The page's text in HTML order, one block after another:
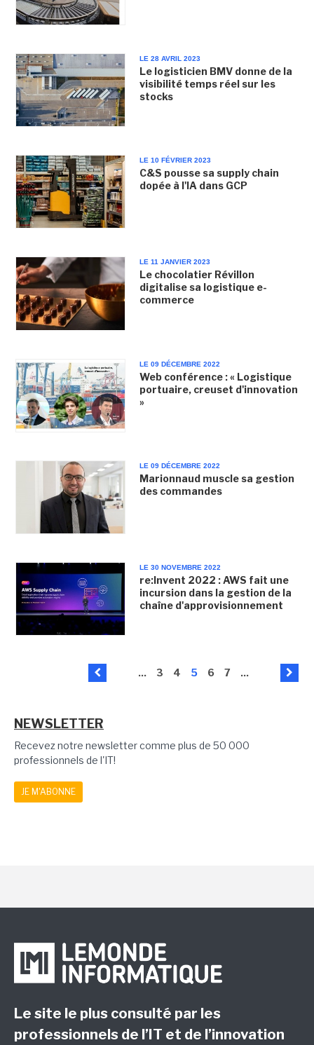
LE 28 AVRIL 2023
Le logisticien BMV donne de la
visibilité temps réel sur les
stocks
LE 10 FÉVRIER 2023
C&S pousse sa supply chain
dopée à l'IA dans GCP
LE 11 JANVIER 2023
Le chocolatier Révillon
digitalise sa logistique e-
commerce
LE 09 DÉCEMBRE 2022
Web conférence : « Logistique
portuaire, creuset d'innovation
»
LE 09 DÉCEMBRE 2022
Marionnaud muscle sa gestion
des commandes
LE 30 NOVEMBRE 2022
re:Invent 2022 : AWS fait une
incursion dans la gestion de la
chaîne d'approvisionnement
... 3 4 5 6 7 ...
NEWSLETTER
Recevez notre newsletter comme plus de 50 000
professionnels de l'IT!
JE M'ABONNE
Le site le plus consulté par les
professionnels de l’IT et de l’innovation